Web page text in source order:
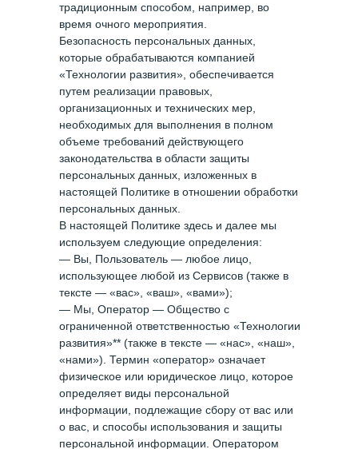
традиционным способом, например, во
время очного мероприятия.
Безопасность персональных данных,
которые обрабатываются компанией
«Технологии развития», обеспечивается
путем реализации правовых,
организационных и технических мер,
необходимых для выполнения в полном
объеме требований действующего
законодательства в области защиты
персональных данных, изложенных в
настоящей Политике в отношении обработки
персональных данных.
В настоящей Политике здесь и далее мы
используем следующие определения:
— Вы, Пользователь — любое лицо,
использующее любой из Сервисов (также в
тексте — «вас», «ваш», «вами»);
— Мы, Оператор — Общество с
ограниченной ответственностью «Технологии
развития»** (также в тексте — «нас», «наш»,
«нами»). Термин «оператор» означает
физическое или юридическое лицо, которое
определяет виды персональной
информации, подлежащие сбору от вас или
о вас, и способы использования и защиты
персональной информации. Оператором